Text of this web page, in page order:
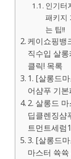
인기터
패키지
는 팁!!
케이쇼핑뱅
직수입 살
클릭! 목록
1. [살롱드
어샴푸 기본
2. 살롱드
딥클렌징샴
트먼트세럼
3. [살롱드
마스터 쓕